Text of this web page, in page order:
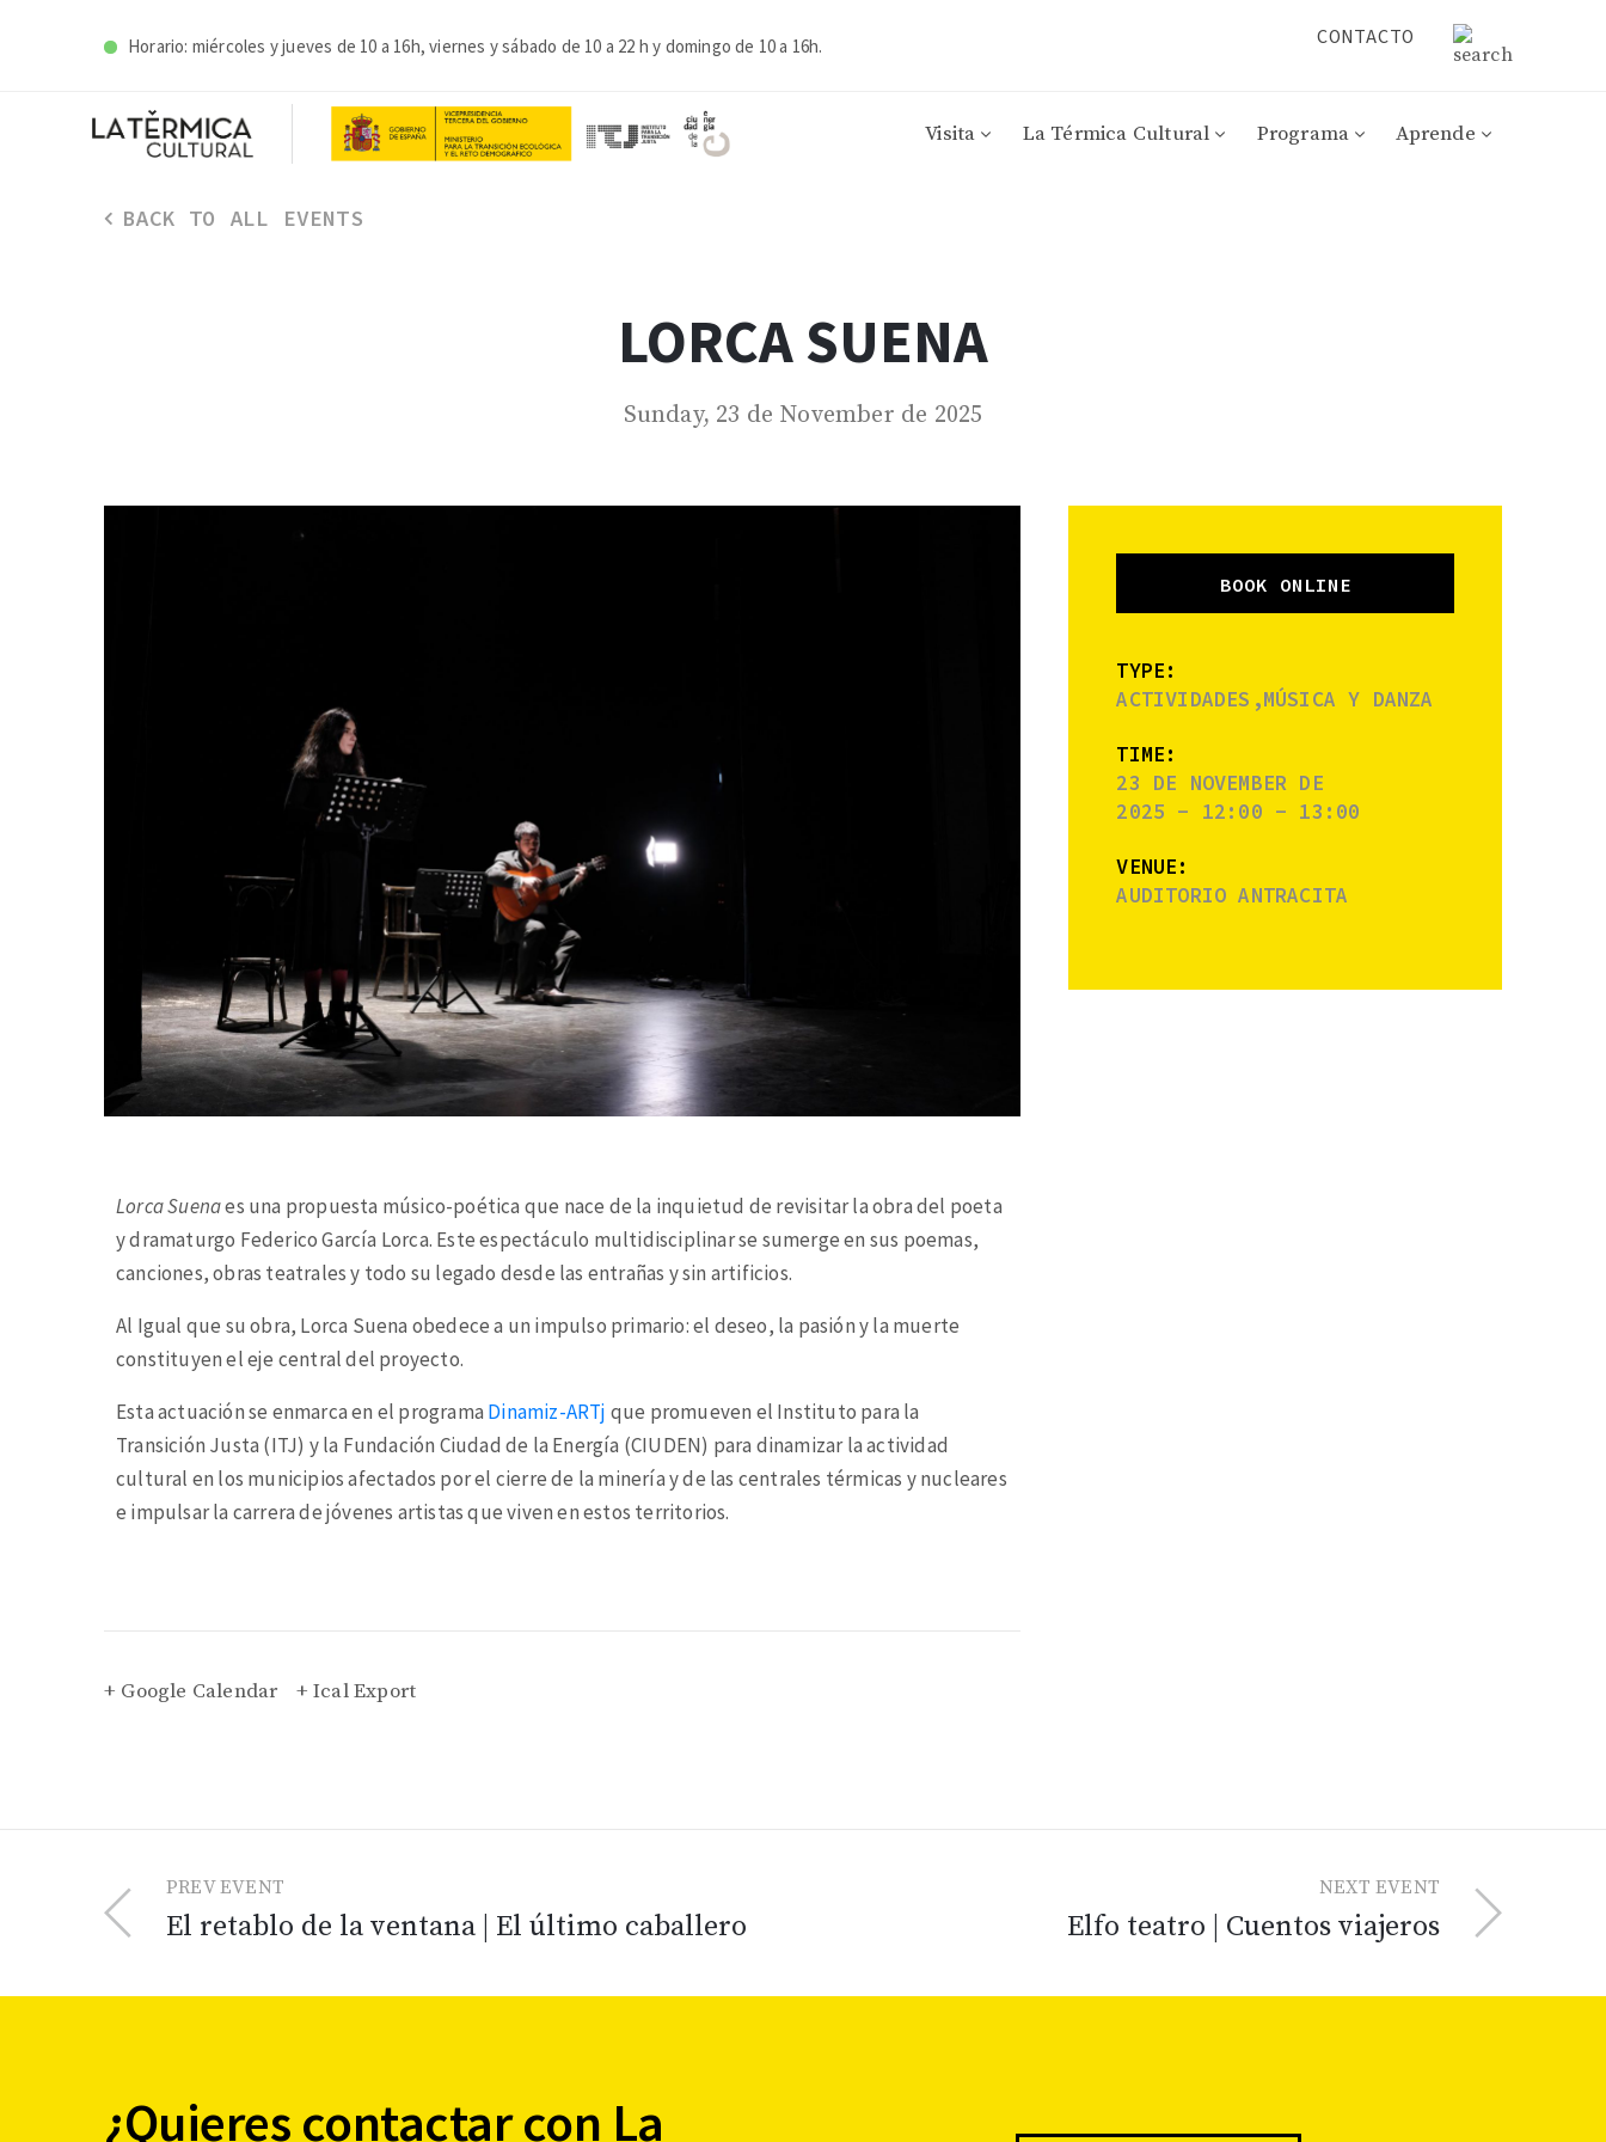
Horario: miércoles y jueves de 10 a 16h, viernes y sábado de 10 a 22 h y domingo de 10 a 16h. CONTACTO
Visita La Térmica Cultural Programa Aprende
BACK TO ALL EVENTS
LORCA SUENA
Sunday, 23 de November de 2025
Lorca Suenaes una propuesta músico-poética que nace de la inquietud de revisitar la obra del poeta
y dramaturgo Federico García Lorca. Este espectáculo multidisciplinar se sumerge en sus poemas,
canciones, obras teatrales y todo su legado desde las entrañas y sin artificios.
Al Igual que su obra, Lorca Suena obedece a un impulso primario: el deseo, la pasión y la muerte
constituyen el eje central del proyecto.
Esta actuación se enmarca en el programa Dinamiz-ARTj que promueven el Instituto para la
Transición Justa (ITJ) y la Fundación Ciudad de la Energía (CIUDEN) para dinamizar la actividad
cultural en los municipios afectados por el cierre de la minería y de las centrales térmicas y nucleares
e impulsar la carrera de jóvenes artistas que viven en estos territorios.
+ Google Calendar + Ical Export
BOOK ONLINE
TYPE:
ACTIVIDADES,MÚSICA Y DANZA
TIME:
23 DE NOVEMBER DE
2025 - 12:00 - 13:00
VENUE:
AUDITORIO ANTRACITA
PREV EVENT
El retablo de la ventana | El último caballero
NEXT EVENT
Elfo teatro | Cuentos viajeros
¿Quieres contactar con La